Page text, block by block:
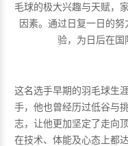
毛球的极大兴趣与天赋，
因素。通过日复一日的
验，为日后在国
这名选手早期的羽毛球生
手，他也曾经历过低谷与
志，让他更加坚定了走向
在技术、体能及心态上都